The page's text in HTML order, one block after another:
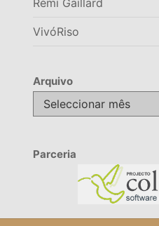
VivóRiso
Arquivo
Arquivo
Parceria